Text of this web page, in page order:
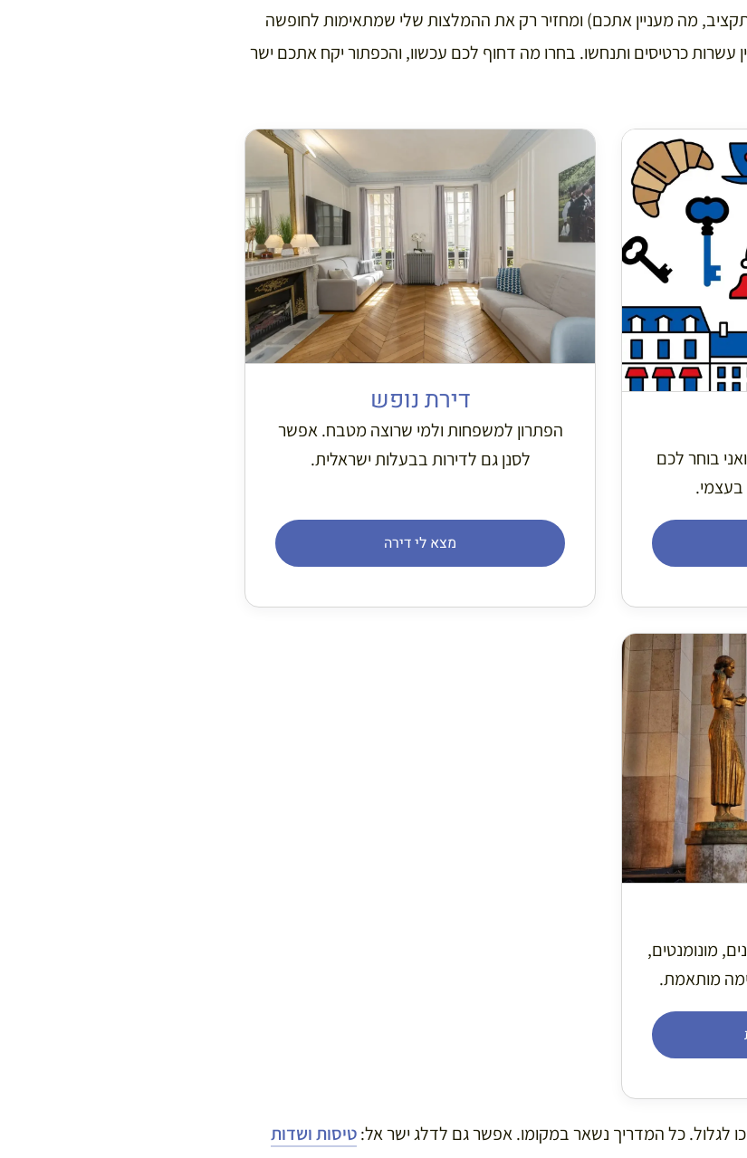
מה מעניין אתכם) ומחזיר רק את ההמלצות שלי שמתאימות לחופשה
כרטיסים ותנחשו. בחרו מה דחוף לכם עכשוו, והכפתור יקח אתכם ישר
בוחר לכם
דירת נופש
הפתרון למשפחות ולמי שרוצה מטבח. אפשר
לסנן גם לדירות בבעלות ישראלית.
מצא לי דירה
מונומנטים,
מותאמת.
לגלול. כל המדריך נשאר במקומו. אפשר גם לדלג ישר אל:טיסות ושדות